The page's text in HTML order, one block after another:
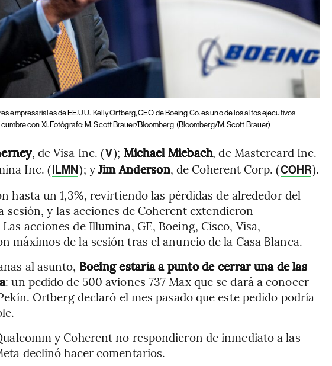
empresariales de EE.UU. Kelly Ortberg, CEO de Boeing Co. es uno de los altos ejecutivos
con Xi. Fotógrafo: M. Scott Brauer/Bloomberg (Bloomberg/M. Scott Brauer)
, de Visa Inc. (V); Michael Miebach, de Mastercard Inc.
Inc. (ILMN); yJim Anderson, de Coherent Corp. (COHR).
hasta un 1,3%, revirtiendo las pérdidas de alrededor del
sesión, y las acciones de Coherent extendieron
acciones de Illumina, GE, Boeing, Cisco, Visa,
máximos de la sesión tras el anuncio de la Casa Blanca.
al asunto, Boeing estaría a punto de cerrar una de las
: un pedido de 500 aviones 737 Max que se dará a conocer
Ortberg declaró el mes pasado que este pedido podría
y Coherent no respondieron de inmediato a las
declinó hacer comentarios.